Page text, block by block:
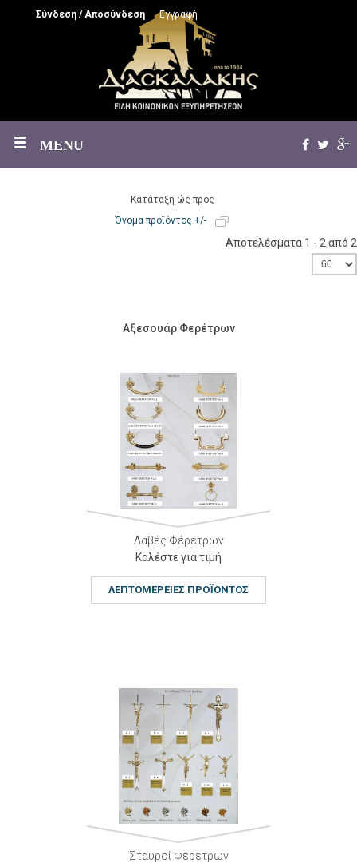
Σύνδεση / Αποσύνδεση Εγγραφή
MENU
Κατάταξη ώς προς
Όνομα προϊόντος +/-
Αποτελέσματα 1 - 2 από 2
Αξεσουάρ Φερέτρων
Λαβές Φέρετρων
Καλέστε για τιμή
ΛΕΠΤΟΜΈΡΕΙΕΣ ΠΡΟΪΌΝΤΟΣ
Σταυροί Φέρετρων